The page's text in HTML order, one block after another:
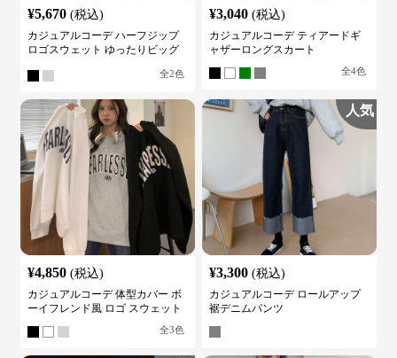
¥5,670 (税込)
カジュアルコーデ ハーフジップ
ロゴスウェット ゆったりビッグ
全2色
¥3,040 (税込)
カジュアルコーデ ティアードギ
ャザーロングスカート
全4色
¥4,850 (税込)
カジュアルコーデ 体型カバー ボ
ーイフレンド風 ロゴ スウェット
全3色
人気
¥3,300 (税込)
カジュアルコーデ ロールアップ
裾デニムパンツ